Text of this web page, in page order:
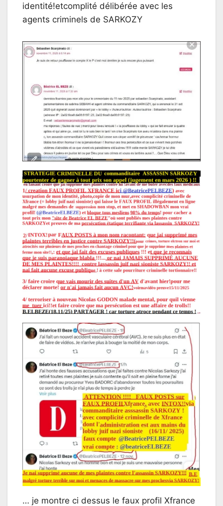
identité!etcomplité délibérée avec les
agents criminels de SARKOZY
… je montre ci dessus le faux profil Xfrance